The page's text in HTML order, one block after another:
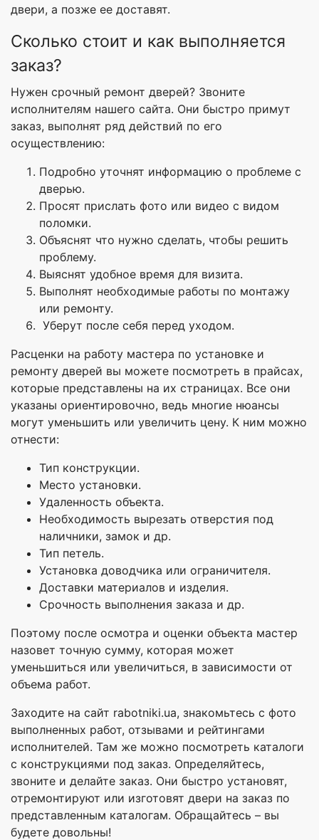
двери, а позже ее доставят.
Сколько стоит и как выполняется
заказ?
Нужен срочный ремонт дверей? Звоните
исполнителям нашего сайта. Они быстро примут
заказ, выполнят ряд действий по его
осуществлению:
Подробно уточнят информацию о проблеме с
дверью.
Просят прислать фото или видео с видом
поломки.
Объяснят что нужно сделать, чтобы решить
проблему.
Выяснят удобное время для визита.
Выполнят необходимые работы по монтажу
или ремонту.
Уберут после себя перед уходом.
Расценки на работу мастера по установке и
ремонту дверей вы можете посмотреть в прайсах,
которые представлены на их страницах. Все они
указаны ориентировочно, ведь многие нюансы
могут уменьшить или увеличить цену. К ним можно
отнести:
Тип конструкции.
Место установки.
Удаленность объекта.
Необходимость вырезать отверстия под
наличники, замок и др.
Тип петель.
Установка доводчика или ограничителя.
Доставки материалов и изделия.
Срочность выполнения заказа и др.
Поэтому после осмотра и оценки объекта мастер
назовет точную сумму, которая может
уменьшиться или увеличиться, в зависимости от
объема работ.
Заходите на сайт rabotniki.ua, знакомьтесь с фото
выполненных работ, отзывами и рейтингами
исполнителей. Там же можно посмотреть каталоги
с конструкциями под заказ. Определяйтесь,
звоните и делайте заказ. Они быстро установят,
отремонтируют или изготовят двери на заказ по
представленным каталогам. Обращайтесь – вы
будете довольны!